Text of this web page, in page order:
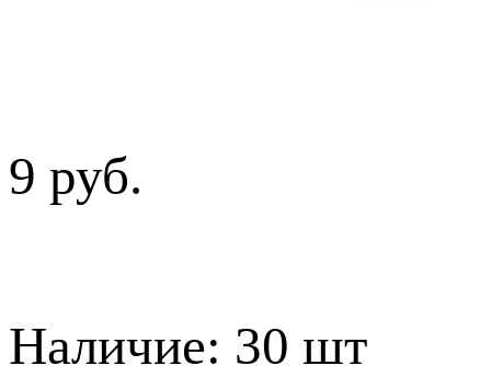
9 руб.
Наличие: 30 шт